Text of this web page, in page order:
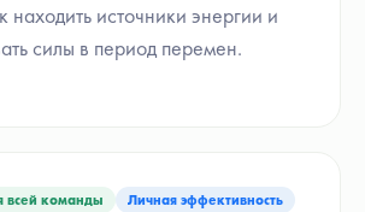
находить источники энергии и
силы в период перемен.
всей команды Личная эффективность